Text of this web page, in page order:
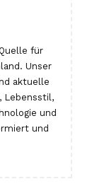
für
Unser
aktuelle
Lebensstil,
und
und